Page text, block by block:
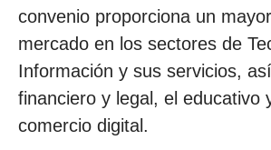
convenio proporciona un
mercado en los sectores de
Información y sus servicios,
financiero y legal, el educativo
comercio digital.